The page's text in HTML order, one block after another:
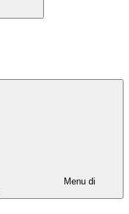
Menu di